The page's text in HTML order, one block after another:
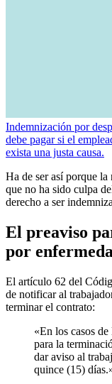
Indemnización por
debe pagar si el
exista una justa causa.
Ha de ser así porque
que no ha sido culpa
derecho a ser
El preaviso
por
El artículo 62 del
de notificar al
terminar el contrato:
«En los casos
para la
dar aviso al
quince (15)